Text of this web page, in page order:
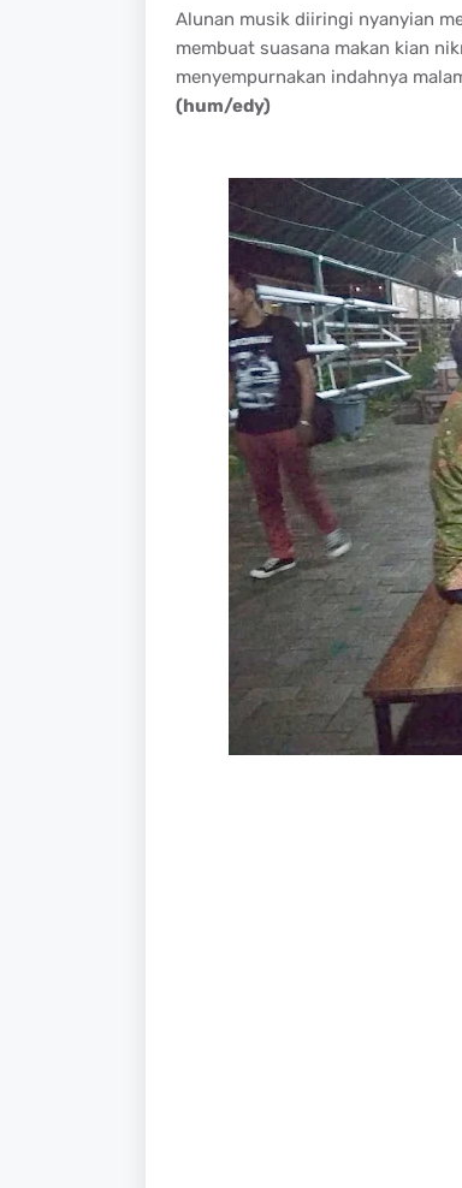
Alunan musik diiringi nyanyian
membuat suasana makan kian
menyempurnakan indahnya
(hum/edy)